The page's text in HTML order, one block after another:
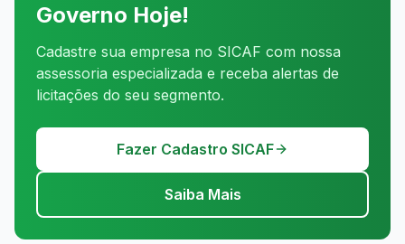
Governo Hoje!
Cadastre sua empresa no SICAF com nossa
assessoria especializada e receba alertas de
licitações do seu segmento.
Fazer Cadastro SICAF
Saiba Mais